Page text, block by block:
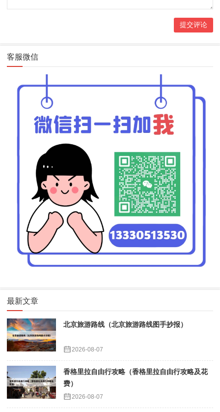
客服微信
最新文章
北京旅游路线（北京旅游路线图手抄报）
2026-08-07
香格里拉自由行攻略（香格里拉自由行攻略及花
费）
2026-08-07